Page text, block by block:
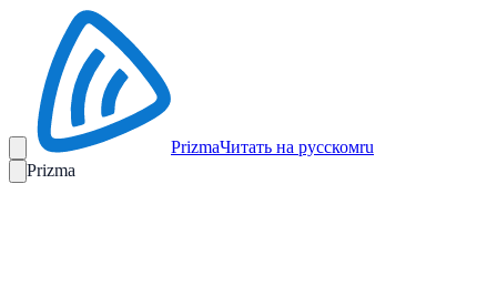
PrizmaЧитать на русскомru
Prizma